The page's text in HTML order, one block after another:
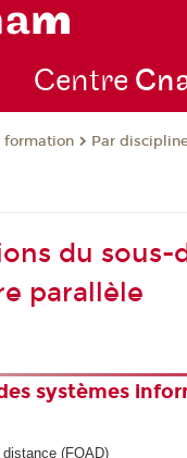
Centre
formation Par
du sous-
parallèle
systèmes
(FOAD)